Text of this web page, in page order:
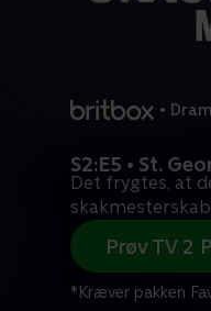
•
S2:E5 • St.
Det frygtes, at
Prøv TV 2
*Kræver pakken